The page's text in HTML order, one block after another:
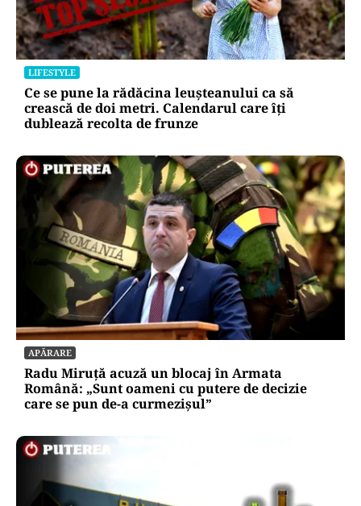
LIFESTYLE
Ce se pune la rădăcina leușteanului ca să
crească de doi metri. Calendarul care îți
dublează recolta de frunze
APĂRARE
Radu Miruță acuză un blocaj în Armata
Română: „Sunt oameni cu putere de decizie
care se pun de-a curmezișul”